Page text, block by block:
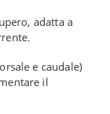
adatta a
e caudale)
il